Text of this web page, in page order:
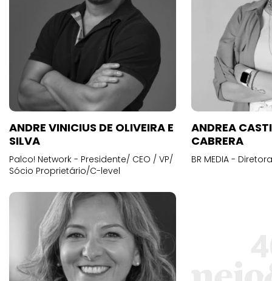
ANDRE VINICIUS DE OLIVEIRA E
SILVA
Palco! Network - Presidente/ CEO / VP/
Sócio Proprietário/C-level
ANDREA
CABRERA
BR MEDIA -